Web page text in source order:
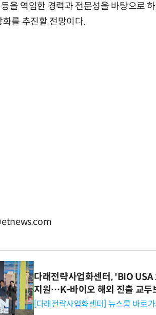
을 역임한 경력과 전문성을 바탕으로
를 추진할 전망이다.
다래전략사업화센터, 'BIO
지원…K-바이오 해외 진출 교두
[다래전략사업화센터] 뉴스룸 바로